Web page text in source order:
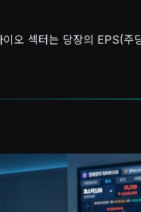
오 섹터는 당장의 EPS(주